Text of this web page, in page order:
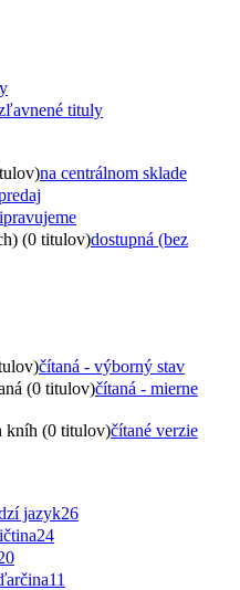
tituly
na centrálnom sklade
(0 titulov)dostupná (bez
čítaná - výborný stav
(0 titulov)čítaná - mierne
kníh (0 titulov)čítané verzie
jazyk26
24
11